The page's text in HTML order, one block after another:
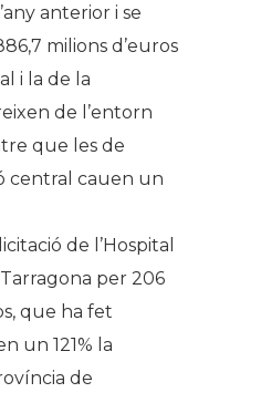
anterior i se
milions d’euros
i la de la
de l’entorn
que les de
central cauen un
de l’Hospital
per 206
que ha fet
un 121% la
de